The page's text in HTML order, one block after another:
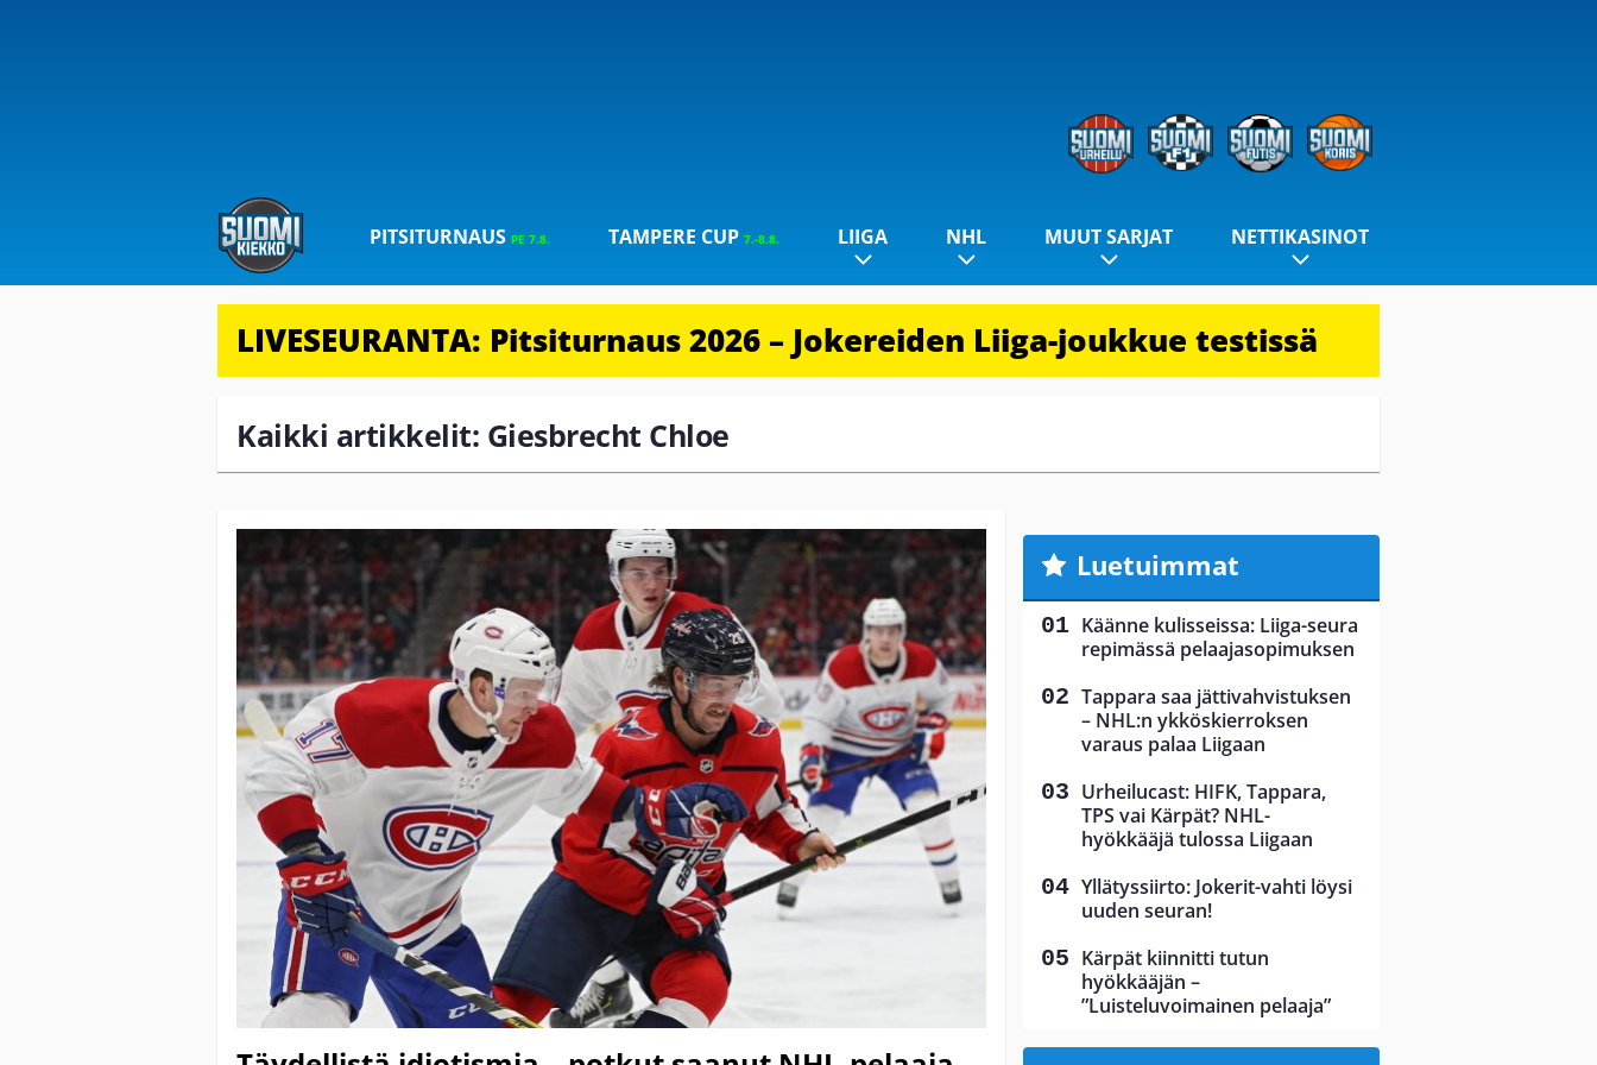
PITSITURNAUS PE 7.8. TAMPERE CUP 7.-8.8. LIIGA NHL MUUT SARJAT NETTIKASINOT
LIVESEURANTA: Pitsiturnaus 2026 – Jokereiden Liiga-joukkue testissä
Kaikki artikkelit: Giesbrecht Chloe
Luetuimmat
Käänne kulisseissa: Liiga-seura
repimässä pelaajasopimuksen
Tappara saa jättivahvistuksen
– NHL:n ykköskierroksen
varaus palaa Liigaan
Urheilucast: HIFK, Tappara,
TPS vai Kärpät? NHL-
hyökkääjä tulossa Liigaan
Yllätyssiirto: Jokerit-vahti löysi
uuden seuran!
Kärpät kiinnitti tutun
hyökkääjän –
”Luisteluvoimainen pelaaja”